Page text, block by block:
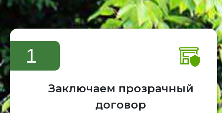
1
Заключаем прозрачный
договор